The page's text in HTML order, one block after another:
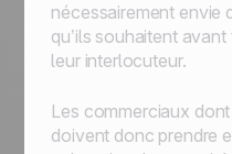
nécessairement envie
qu’ils souhaitent
leur interlocuteur.
Les commerciaux
doivent donc prendre